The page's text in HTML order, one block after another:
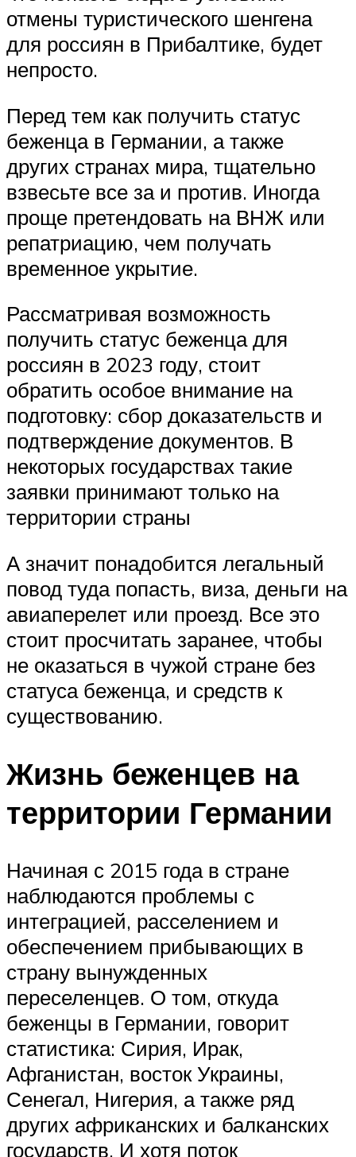
отмены туристического шенгена
для россиян в Прибалтике, будет
непросто.
Перед тем как получить статус
беженца в Германии, а также
других странах мира, тщательно
взвесьте все за и против. Иногда
проще претендовать на ВНЖ или
репатриацию, чем получать
временное укрытие.
Рассматривая возможность
получить статус беженца для
россиян в 2023 году, стоит
обратить особое внимание на
подготовку: сбор доказательств и
подтверждение документов. В
некоторых государствах такие
заявки принимают только на
территории страны
А значит понадобится легальный
повод туда попасть, виза, деньги на
авиаперелет или проезд. Все это
стоит просчитать заранее, чтобы
не оказаться в чужой стране без
статуса беженца, и средств к
существованию.
Жизнь беженцев на
территории Германии
Начиная с 2015 года в стране
наблюдаются проблемы с
интеграцией, расселением и
обеспечением прибывающих в
страну вынужденных
переселенцев. О том, откуда
беженцы в Германии, говорит
статистика: Сирия, Ирак,
Афганистан, восток Украины,
Сенегал, Нигерия, а также ряд
других африканских и балканских
государств. И хотя поток